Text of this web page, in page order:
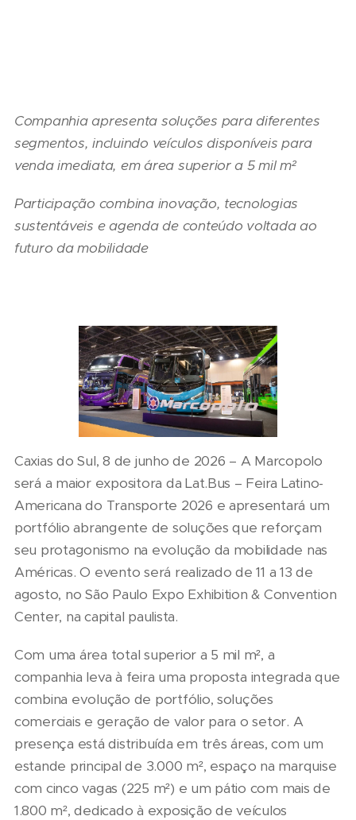
Companhia apresenta soluções para diferentes
segmentos, incluindo veículos disponíveis para
venda imediata, em área superior a 5 mil m²
Participação combina inovação, tecnologias
sustentáveis e agenda de conteúdo voltada ao
futuro da mobilidade
Caxias do Sul, 8 de junho de 2026 – A Marcopolo
será a maior expositora da Lat.Bus – Feira Latino-
Americana do Transporte 2026 e apresentará um
portfólio abrangente de soluções que reforçam
seu protagonismo na evolução da mobilidade nas
Américas. O evento será realizado de 11 a 13 de
agosto, no São Paulo Expo Exhibition & Convention
Center, na capital paulista.
Com uma área total superior a 5 mil m², a
companhia leva à feira uma proposta integrada que
combina evolução de portfólio, soluções
comerciais e geração de valor para o setor. A
presença está distribuída em três áreas, com um
estande principal de 3.000 m², espaço na marquise
com cinco vagas (225 m²) e um pátio com mais de
1.800 m², dedicado à exposição de veículos